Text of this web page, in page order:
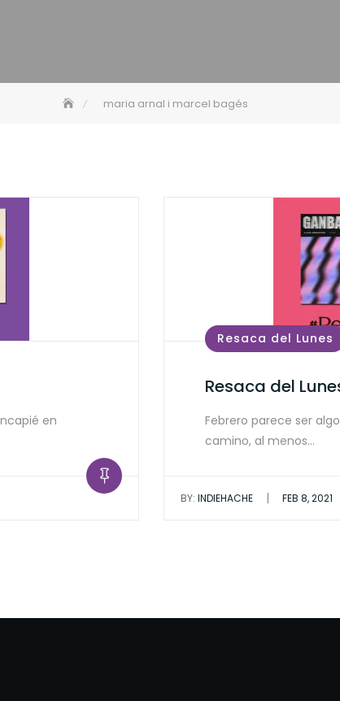
maria arnal i marcel bagés
en
Resaca del Lunes
Resaca del
Febrero parece ser
camino, al menos…
BY: INDIEHACHE | FEB 8, 2021